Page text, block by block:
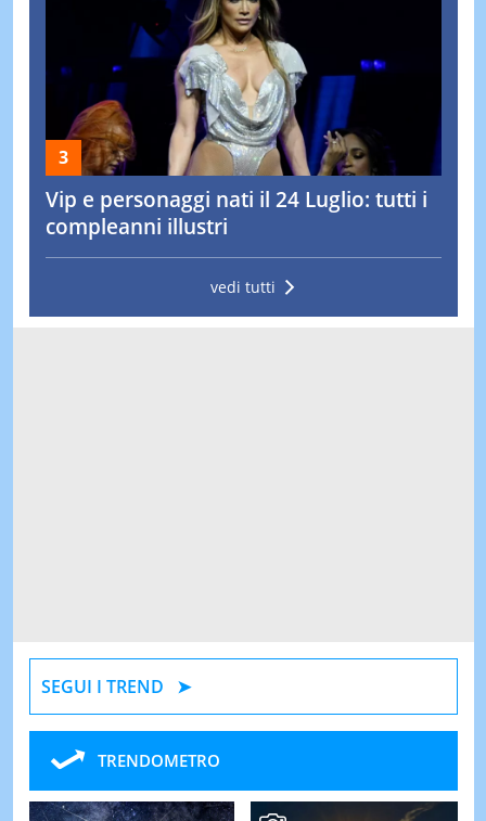
Vip e personaggi nati il 24 Luglio: tutti i
compleanni illustri
vedi tutti
SEGUI I TREND
TRENDOMETRO